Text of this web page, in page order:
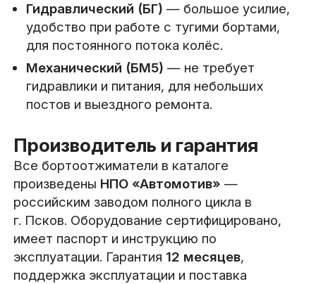
Гидравлический (БГ) — большое усилие,
удобство при работе с тугими бортами,
для постоянного потока колёс.
Механический (БМ5) — не требует
гидравлики и питания, для небольших
постов и выездного ремонта.
Производитель и гарантия
Все бортоотжиматели в каталоге
произведены НПО «Автомотив» —
российским заводом полного цикла в
г. Псков. Оборудование сертифицировано,
имеет паспорт и инструкцию по
эксплуатации. Гарантия 12 месяцев,
поддержка эксплуатации и поставка